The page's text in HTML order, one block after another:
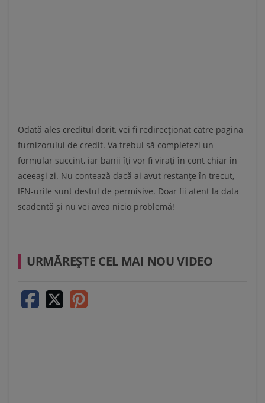
Odată ales creditul dorit, vei fi redirecționat către pagina
furnizorului de credit. Va trebui să completezi un
formular succint, iar banii îți vor fi virați în cont chiar în
aceeași zi. Nu contează dacă ai avut restanțe în trecut,
IFN-urile sunt destul de permisive. Doar fii atent la data
scadentă și nu vei avea nicio problemă!
URMĂREŞTE CEL MAI NOU VIDEO